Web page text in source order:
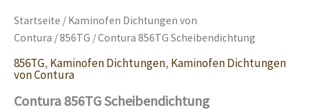
Startseite / Kaminofen Dichtungen von
Contura /856TG / Contura 856TG Scheibendichtung
856TG, Kaminofen Dichtungen, Kaminofen Dichtungen
von Contura
Contura 856TG Scheibendichtung